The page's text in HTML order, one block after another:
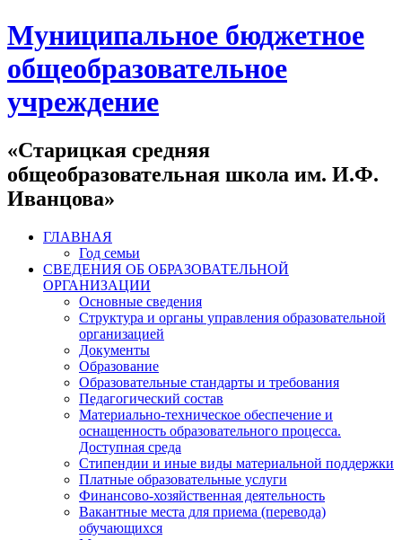
Муниципальное бюджетное
общеобразовательное
учреждение
«Старицкая средняя
общеобразовательная школа им. И.Ф.
Иванцова»
ГЛАВНАЯ
Год семьи
СВЕДЕНИЯ ОБ ОБРАЗОВАТЕЛЬНОЙ
ОРГАНИЗАЦИИ
Основные сведения
Структура и органы управления образовательной
организацией
Документы
Образование
Образовательные стандарты и требования
Педагогический состав
Материально-техническое обеспечение и
оснащенность образовательного процесса.
Доступная среда
Стипендии и иные виды материальной поддержки
Платные образовательные услуги
Финансово-хозяйственная деятельность
Вакантные места для приема (перевода)
обучающихся